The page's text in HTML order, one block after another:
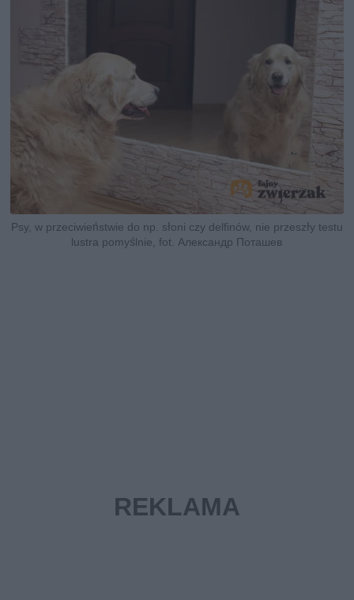
Psy, w przeciwieństwie do np. słoni czy delfinów, nie przeszły testu
lustra pomyślnie, fot. Александр Поташев